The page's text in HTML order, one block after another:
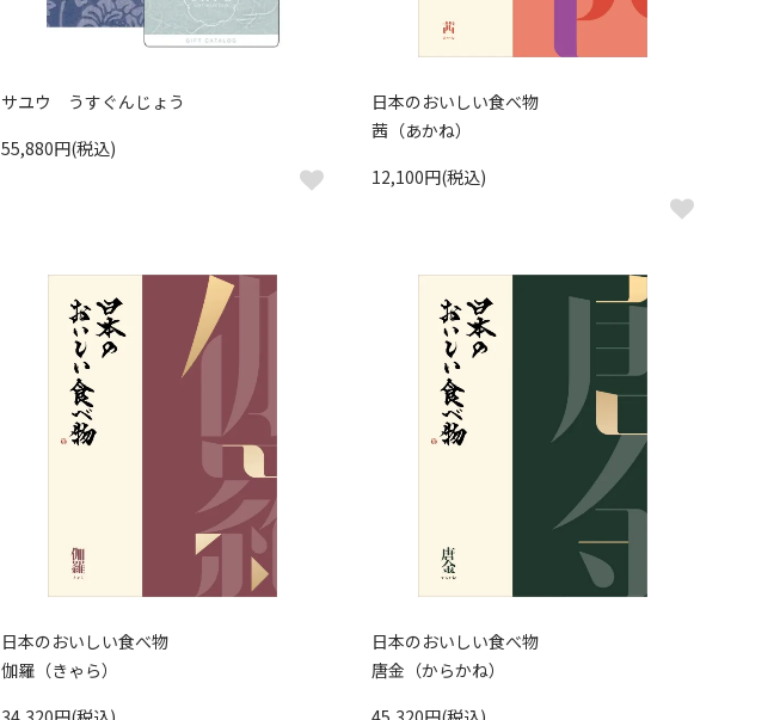
サユウ うすぐんじょう
55,880円(税込)
日本のおいしい食べ物
茜（あかね）
12,100円(税込)
日本のおいしい食べ物
伽羅（きゃら）
日本のおいしい食べ物
唐金（からかね）